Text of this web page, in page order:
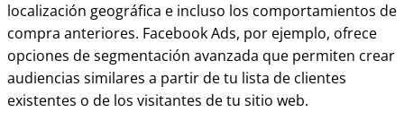
localización geográfica e incluso los comportamientos de
compra anteriores. Facebook Ads, por ejemplo, ofrece
opciones de segmentación avanzada que permiten crear
audiencias similares a partir de tu lista de clientes
existentes o de los visitantes de tu sitio web.